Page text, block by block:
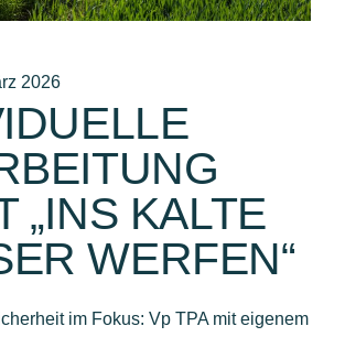
2026
„INS KALTE
WERFEN“
im Fokus: Vp TPA mit eigenem